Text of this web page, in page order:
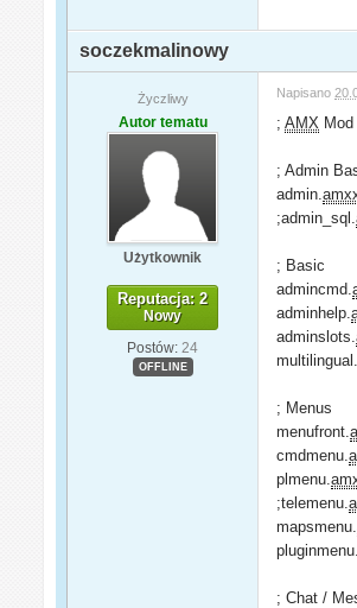
soczekmalinowy
Życzliwy
Autor tematu
Użytkownik
Reputacja: 2
Nowy
Postów: 24
OFFLINE
Napisano
;AMX
; Admin
admin.
;admin_sql.
; Basic
admincmd.
adminhelp.
adminslots.
; Menus
menufront.
cmdmenu.
plmenu.
;telemenu.
mapsmenu.
; Chat /